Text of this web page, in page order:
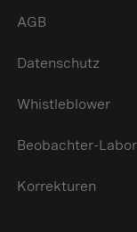
AGB
Datenschutz
Whistleblower
Beobachter-Labor
Korrekturen